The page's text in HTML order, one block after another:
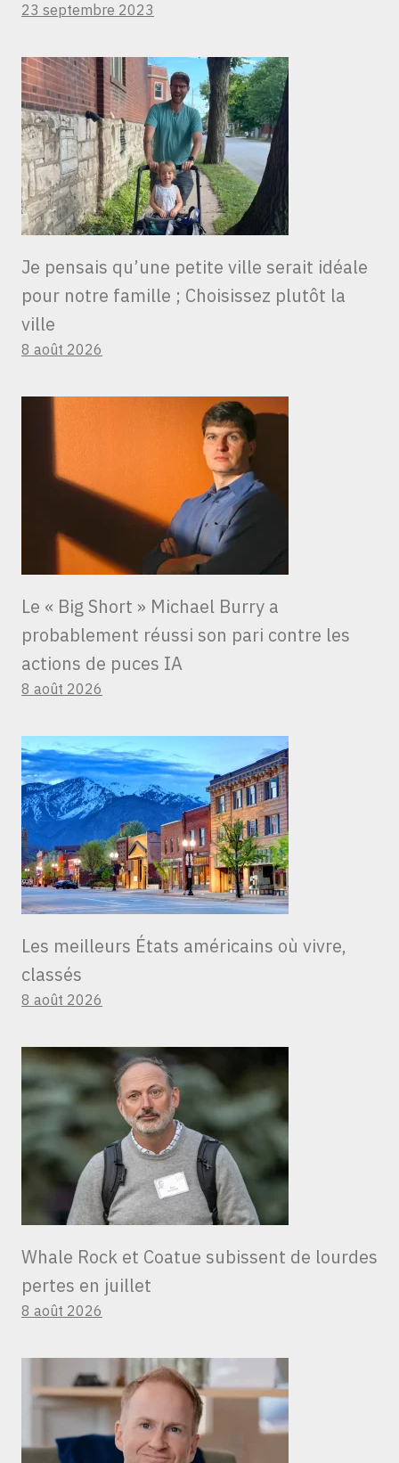
23 septembre 2023
Je pensais qu’une petite ville serait idéale
pour notre famille ; Choisissez plutôt la
ville
8 août 2026
Le « Big Short » Michael Burry a
probablement réussi son pari contre les
actions de puces IA
8 août 2026
Les meilleurs États américains où vivre,
classés
8 août 2026
Whale Rock et Coatue subissent de lourdes
pertes en juillet
8 août 2026